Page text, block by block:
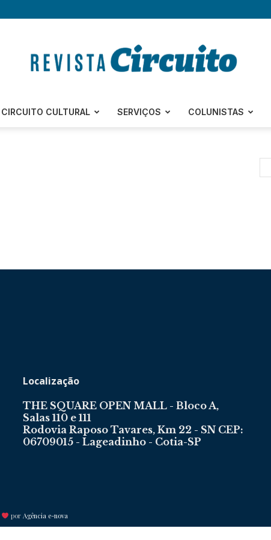
Revista
–
CIRCUITO CULTURAL SERVIÇOS COLUNISTAS
Localização
THE SQUARE OPEN MALL - Bloco A,
Salas 110 e 111
Rodovia Raposo Tavares, Km 22 - SN CEP:
06709015 - Lageadinho - Cotia-SP
por Agência e-nova